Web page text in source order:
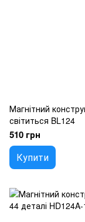
Магнітний
світиться BL124
510 грн
Купити